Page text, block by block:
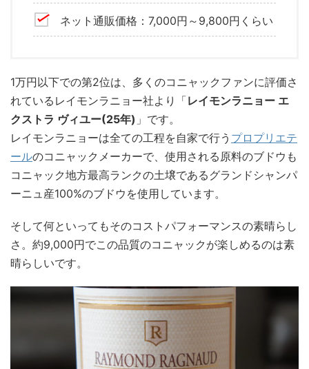
ネット通販価格：7,000円～9,800円くらい
1万円以下での第2位は、多くのコニャックファンに評価さ
れているレイモンラニョー社より「レイモンラニョー エ
クストラ ヴィユー(25年) 」です。
レイモンラニョーは全ての工程を自家で行う プロプリ エテ
ールのコニャックメーカーで、使用される原料のブドウも
コニャック地方最高ランクの土壌であるグランドシャンパ
ーニュ産100%のブドウを使用しています。
そして何といってもそのコストパフォーマンスの素晴らし
さ。約9,000円でこの品質のコニャックが楽しめるのは素
晴らしいです。